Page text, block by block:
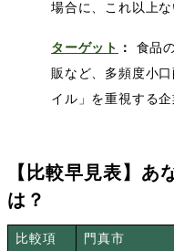
場合に、これ以上な
ターゲット ：
食品
販など、多頻度小
イル」を重視する
【比較早見表】あ
は？
比較項
門真市